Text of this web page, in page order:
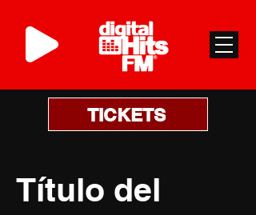
TICKETS
Título del